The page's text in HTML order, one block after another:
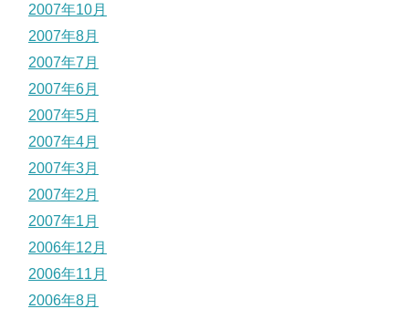
2007年10月
2007年8月
2007年7月
2007年6月
2007年5月
2007年4月
2007年3月
2007年2月
2007年1月
2006年12月
2006年11月
2006年8月